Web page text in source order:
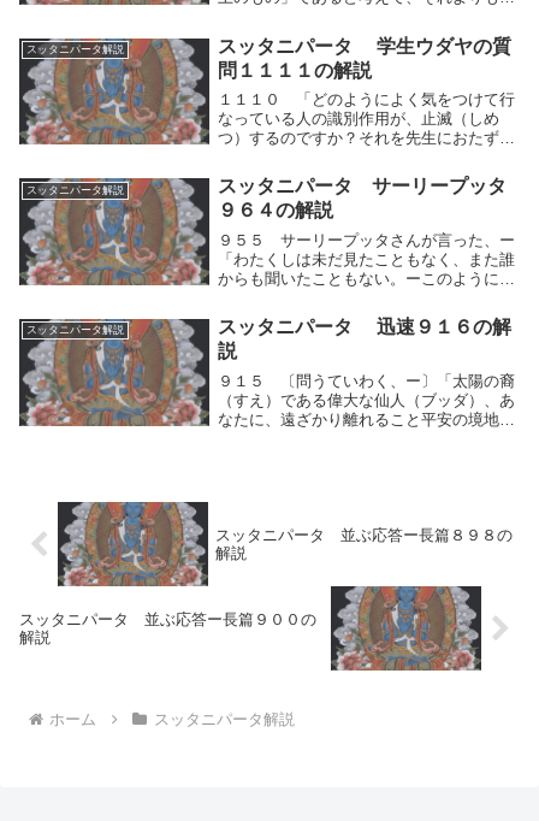
と説く。それ故にかれは諸々の論争を超え
ることがない。世間では、人は諸々の見解
＝「人間的思...
スッタニパータ解説
スッタニパータ 学生ウダヤの質
問１１１１の解説
１１１０ 「どのようによく気をつけて行
なっている人の識別作用が、止滅（しめ
つ）するのですか？それを先生におたずね
あなたのそのおことばをお聞きしたいので
す。」１１１１ 「内面的にも外面的にも
感覚的感受を喜...
スッタニパータ解説
スッタニパータ サーリープッタ
９６４の解説
９５５ サーリープッタさんが言った、ー
「わたくしは未だ見たこともなく、また誰
からも聞いたこともない。ーこのようにこ
主がトゥシタ天から来たりたもうたこと
を。９５６ 眼ある人（ブッダ）は、神々
及び世人が見る...
スッタニパータ解説
スッタニパータ 迅速９１６の解
説
９１５ 〔問うていわく、ー〕「太陽の裔
（すえ）である偉大な仙人（ブッダ）、あ
なたに、遠ざかり離れること平安の境地と
スッタニパータ 並ぶ応答ー長篇８９８の
解説
スッタニパータ 並ぶ応答ー長篇９００の
解説
ホーム スッタニパータ解説